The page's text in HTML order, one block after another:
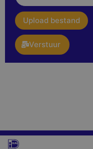
upload
Upload bestand
Verstuur